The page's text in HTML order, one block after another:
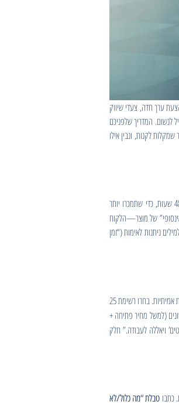
קמים משילוב של הצעת ערך חדה, צעדי שיווק
לנשום. המדריך שלפניכם
לקנות, ונבין אילו
לאחר השימוש. דוגמא: “צילום מוצרים לעסקים קטנים, תוך 48 שעות, כדי שתמכרו יותר
של מוצר—הלקוח
ניתנות לאימות (“זמן
תוך 14–30 יום, גם במחיר השקה מופחת. למה? כי הכסף הוא האמת הכי טובה שיש—הוא מסנן מחמאות ומציף התנגדויות אמיתיות. בחרו רשימת 25
(למשל מחיר פתיחה +
ויאללה לעבודה.” חלק
כתבו טבלת “מה כלול/לא